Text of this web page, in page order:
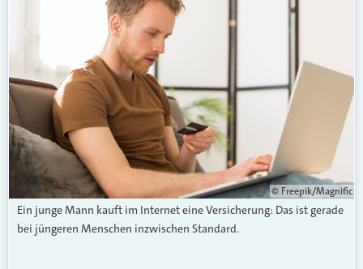
© Freepik/Magnific
Ein junge Mann kauft im Internet eine Versicherung: Das ist gerade
bei jüngeren Menschen inzwischen Standard.